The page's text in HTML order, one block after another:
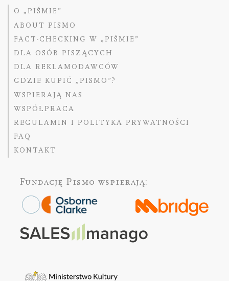
O „PIŚMIE”
ABOUT PISMO
FACT-CHECKING W „PIŚMIE”
DLA OSÓB PISZĄCYCH
DLA REKLAMODAWCÓW
GDZIE KUPIĆ „PISMO”?
WSPIERAJĄ NAS
WSPÓŁPRACA
REGULAMIN I POLITYKA PRYWATNOŚCI
FAQ
KONTAKT
Fundację Pismo wspierają: